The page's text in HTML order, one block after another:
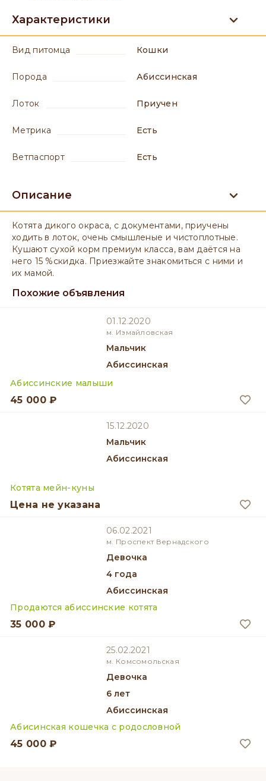
Характеристики
вид питомца Кошки
порода Абиссинская
лоток приучен
метрика есть
ветпаспорт есть
Описание
Котята дикого окраса, с документами, приучены
ходить в лоток, очень смышленые и чистоплотные.
Кушают сухой корм премиум класса, вам даётся на
него 15 %скидка. Приезжайте знакомиться с ними и
их мамой.
Похожие объявления
01.12.2020
м. Измайловская
мальчик
Абиссинская
Абиссинские малыши
45 000 ₽
15.12.2020
мальчик
Абиссинская
Котята мейн-куны
Цена не указана
06.02.2021
м. Проспект Вернадского
девочка
4 года
Абиссинская
Продаются абиссинские котята
35 000 ₽
25.02.2021
м. Комсомольская
девочка
6 лет
Абиссинская
Абисинская кошечка с родословной
45 000 ₽